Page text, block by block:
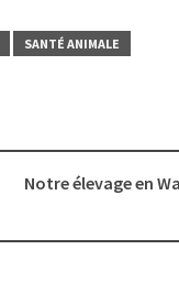
SANTÉ ANIMALE
Notre élevage en